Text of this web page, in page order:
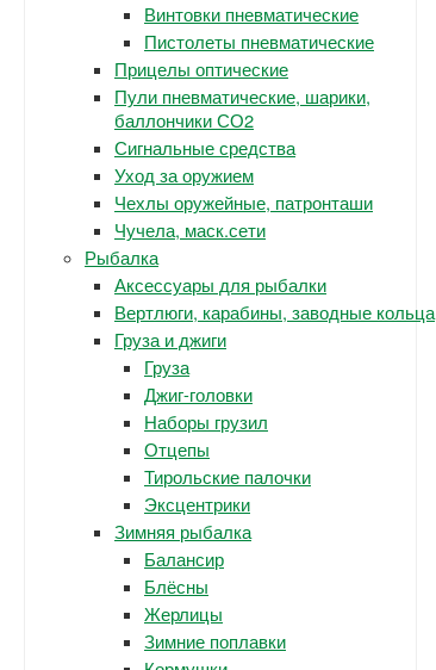
Винтовки пневматические
Пистолеты пневматические
Прицелы оптические
Пули пневматические, шарики,
баллончики СО2
Сигнальные средства
Уход за оружием
Чехлы оружейные, патронташи
Чучела, маск.сети
Рыбалка
Аксессуары для рыбалки
Вертлюги, карабины, заводные кольца
Груза и джиги
Груза
Джиг-головки
Наборы грузил
Отцепы
Тирольские палочки
Эксцентрики
Зимняя рыбалка
Балансир
Блёсны
Жерлицы
Зимние поплавки